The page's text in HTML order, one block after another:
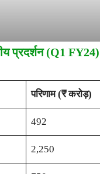
प्रदर्शन (Q1 FY24)
परिणाम (₹करोड़)
492
2,250